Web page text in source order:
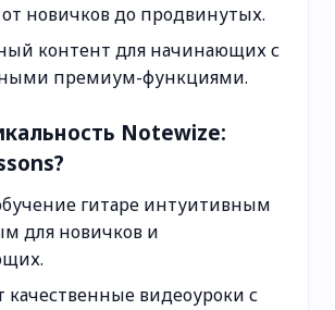
новичков до продвинутых.
контент для начинающих с
премиум-функциями.
Notewize:
гитаре интуитивным
для новичков и
качественные видеоуроки с